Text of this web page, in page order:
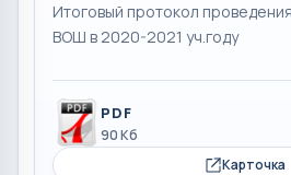
Итоговый протокол
ВОШ в 2020-2021 уч.году
PDF
90 Кб
Карточка